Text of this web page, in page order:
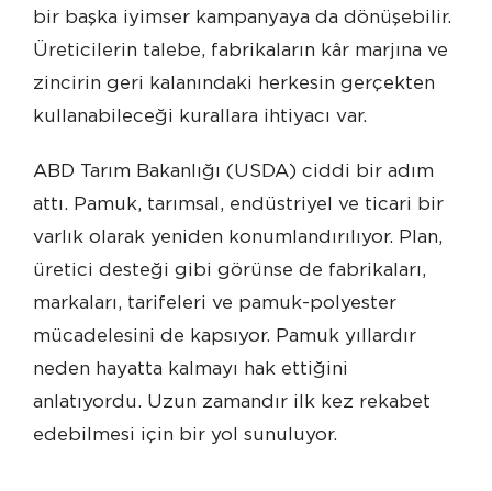
bir başka iyimser kampanyaya da dönüşebilir.
Üreticilerin talebe, fabrikaların kâr marjına ve
zincirin geri kalanındaki herkesin gerçekten
kullanabileceği kurallara ihtiyacı var.
ABD Tarım Bakanlığı (USDA) ciddi bir adım
attı. Pamuk, tarımsal, endüstriyel ve ticari bir
varlık olarak yeniden konumlandırılıyor. Plan,
üretici desteği gibi görünse de fabrikaları,
markaları, tarifeleri ve pamuk-polyester
mücadelesini de kapsıyor. Pamuk yıllardır
neden hayatta kalmayı hak ettiğini
anlatıyordu. Uzun zamandır ilk kez rekabet
edebilmesi için bir yol sunuluyor.